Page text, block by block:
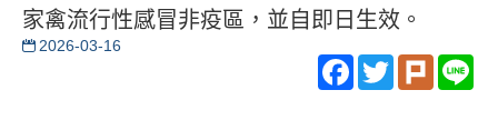
家禽流行性感冒非疫區，並自即日生效。
2026-03-16
Facebook
TwitterPlurk